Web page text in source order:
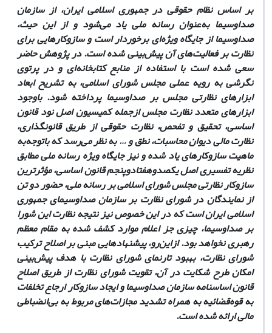
بر اساس نظام حقوقی در جمهوری اسلامی ایران، از سازمان
صداوسیما به‌‌عنوان رسانه ملی یاد می‌شود و از این حیث،
صداوسیما از جایگاه ویژه‌ای برخوردار است و سازوکارهایی برای
نظارت بر فعالیت‌های آن پیش‌بینی شده است. در پژوهش حاضر
سعی شده است با استفاده از منابع کتابخانه‌ای و در پرتوی
نگرشی به رویه عملی مجلس شورای اسلامی، به تشریح ابعاد
ابزارهای نظارتی مجلس بر صداوسیما پرداخته شود. باوجود
ابزارهای متعدد نظارت مجلس از‌جمله کمیسیون اصل نود قانون
اساسی، تحقیق و تفحص، نظارت حقوقی از طریق قانونگذاری،
نظارت مالی دیوان محاسبات، نطق و … به نظر می‌رسد که با‌توجه‌به
ماهیت سازوکارهای یاد شده و نیز جایگاه ویژه رسانه ملی مطابق
نظریه تفسیری اصل یکصد‌و‌هفتاد‌و‌پنجم قانون اساسی، مؤثرترین
سازوکار نظارتی مجلس شورای اسلامی بر رسانه ملی، حضور دو تن
از نمایندگان در شورای نظارت بر سازمان صداوسیمای جمهوری
اسلامی ایران است که در این خصوص نیز نتیجه نظارت‌ این شورا
بر صداوسیما، چیزی جز اعلام موارد کشف شده به مقام معظم
رهبری نخواهد بود. از‌این‌رو،‌ پیشنهادهایی مبنی بر اصلاح ترکیب
شورای نظارت، بهبود تارنمای شورای نظارت با هدف پیش‌بینی
امکان طرح شکایت در آن، تقویت شورای نظارت از طریق اصلاح
قانون اساسنامه سازمان صداوسیما و ایجاد سازوکار ارجاع تخلفات
به قوه‌قضائیه به همراه تشدید مجازات‌های مربوط به بی‌انضباطی
مالی ارائه شده است.